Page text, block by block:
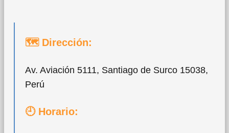
🗺 Dirección:
Av. Aviación 5111, Santiago de Surco 15038,
Perú
🕘 Horario: